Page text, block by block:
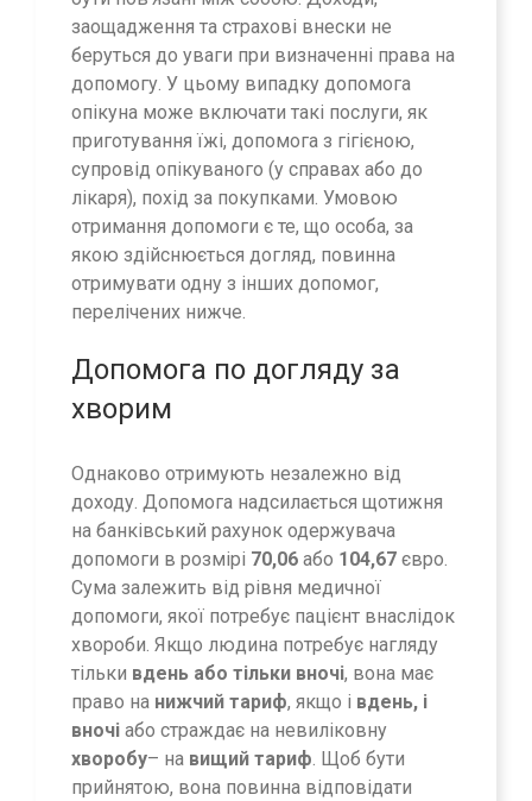
заощадження та страхові внески не
беруться до уваги при визначенні права на
допомогу. У цьому випадку допомога
опікуна може включати такі послуги, як
приготування їжі, допомога з гігієною,
супровід опікуваного (у справах або до
лікаря), похід за покупками. Умовою
отримання допомоги є те, що особа, за
якою здійснюється догляд, повинна
отримувати одну з інших допомог,
перелічених нижче.
Допомога по догляду за
хворим
Однаково отримують незалежно від
доходу. Допомога надсилається щотижня
на банківський рахунок одержувача
допомоги в розмірі 70,06 або 104,67 євро.
Сума залежить від рівня медичної
допомоги, якої потребує пацієнт внаслідок
хвороби. Якщо людина потребує нагляду
тільки вдень або тільки вночі, вона має
право на нижчий тариф, якщо і вдень, і
вночі або страждає на невиліковну
хворобу– на вищий тариф. Щоб бути
прийнятою, вона повинна відповідати